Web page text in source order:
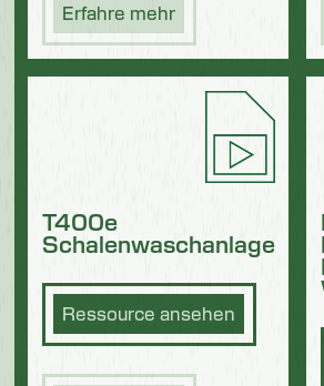
Erfahre mehr
T400e
Schalenwaschanlage
Ressource ansehen